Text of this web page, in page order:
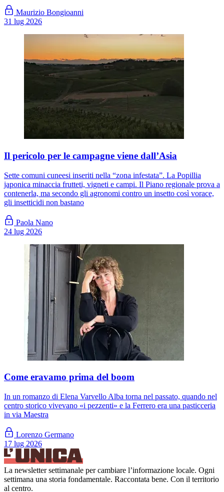
Maurizio Bongioanni
31 lug 2026
Il pericolo per le campagne viene dall’Asia
Sette comuni cuneesi inseriti nella “zona infestata”. La Popillia
japonica minaccia frutteti, vigneti e campi. Il Piano regionale prova a
contenerla, ma secondo gli agronomi contro un insetto così vorace,
gli insetticidi non bastano
Paola Nano
24 lug 2026
Come eravamo prima del boom
In un romanzo di Elena Varvello Alba torna nel passato, quando nel
centro storico vivevano «i pezzenti» e la Ferrero era una pasticceria
in via Maestra
Lorenzo Germano
17 lug 2026
La newsletter settimanale per cambiare l’informazione locale. Ogni
settimana una storia fondamentale. Raccontata bene. Con il territorio
al centro.